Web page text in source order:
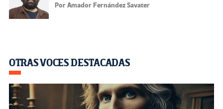
Por Amador Fernández Savater
OTRAS VOCES DESTACADAS